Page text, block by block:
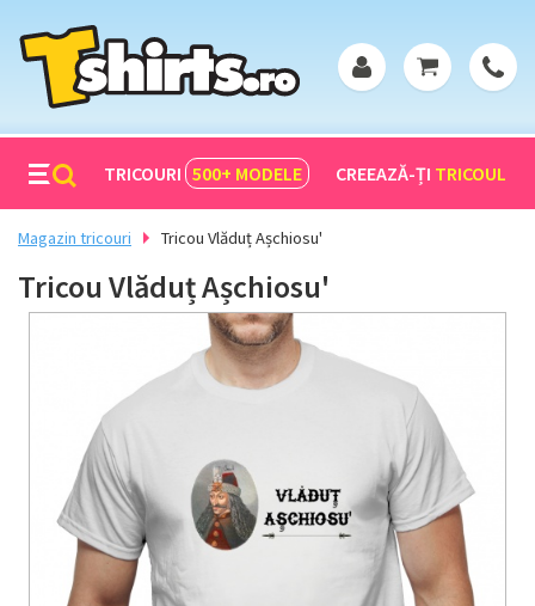
TRICOURI 500+ MODELE CREEAZĂ-ȚI TRICOUL
Magazin tricouri Tricou Vlăduț Așchiosu'
Tricou Vlăduț Așchiosu'